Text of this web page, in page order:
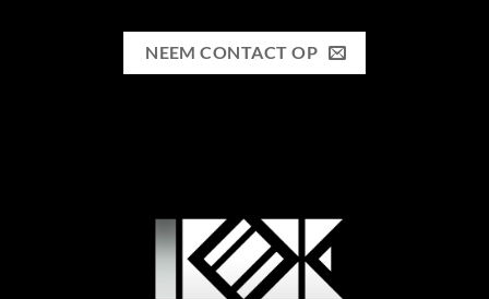
NEEM CONTACT OP